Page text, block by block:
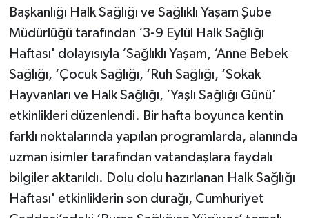
Başkanlığı Halk Sağlığı ve Sağlıklı Yaşam Şube
Müdürlüğü tarafından ‘3-9 Eylül Halk Sağlığı
Haftası' dolayısıyla ‘Sağlıklı Yaşam, ‘Anne Bebek
Sağlığı, ‘Çocuk Sağlığı, ‘Ruh Sağlığı, ‘Sokak
Hayvanları ve Halk Sağlığı, ‘Yaşlı Sağlığı Günü’
etkinlikleri düzenlendi. Bir hafta boyunca kentin
farklı noktalarında yapılan programlarda, alanında
uzman isimler tarafından vatandaşlara faydalı
bilgiler aktarıldı. Dolu dolu hazırlanan Halk Sağlığı
Haftası' etkinliklerin son durağı, Cumhuriyet